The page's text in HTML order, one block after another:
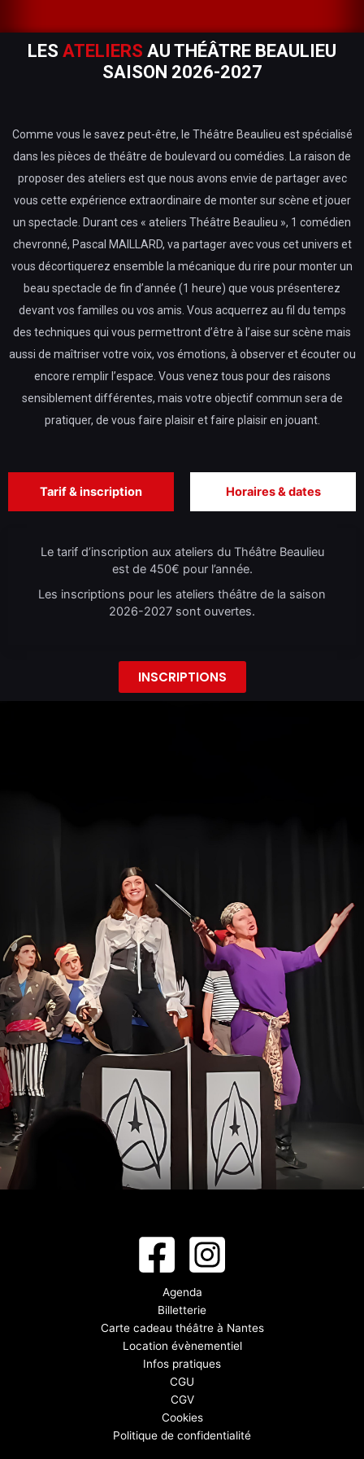
LES ATELIERS AU THÉÂTRE BEAULIEU
SAISON 2026-2027
Comme vous le savez peut-être, le Théâtre Beaulieu est spécialisé
dans les pièces de théâtre de boulevard ou comédies. La raison de
proposer des ateliers est que nous avons envie de partager avec
vous cette expérience extraordinaire de monter sur scène et jouer
un spectacle. Durant ces « ateliers Théâtre Beaulieu », 1 comédien
chevronné, Pascal MAILLARD, va partager avec vous cet univers et
vous décortiquerez ensemble la mécanique du rire pour monter un
beau spectacle de fin d’année (1 heure) que vous présenterez
devant vos familles ou vos amis. Vous acquerrez au fil du temps
des techniques qui vous permettront d’être à l’aise sur scène mais
aussi de maîtriser votre voix, vos émotions, à observer et écouter ou
encore remplir l’espace. Vous venez tous pour des raisons
sensiblement différentes, mais votre objectif commun sera de
pratiquer, de vous faire plaisir et faire plaisir en jouant.
Tarif & inscription Horaires & dates
Le tarif d’inscription aux ateliers du Théâtre Beaulieu
est de 450€ pour l’année.
Les inscriptions pour les ateliers théâtre de la saison
2026-2027 sont ouvertes.
INSCRIPTIONS
Agenda
Billetterie
Carte cadeau théâtre à Nantes
Location évènementiel
Infos pratiques
CGU
CGV
Cookies
Politique de confidentialité